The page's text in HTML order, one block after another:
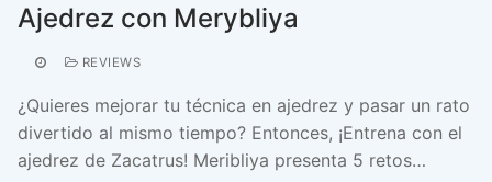
Ajedrez con Merybliya
REVIEWS
¿Quieres mejorar tu técnica en ajedrez y pasar un rato
divertido al mismo tiempo? Entonces, ¡Entrena con el
ajedrez de Zacatrus! Meribliya presenta 5 retos…